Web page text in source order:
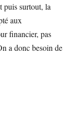
puis surtout, la
aux
financier, pas
a donc besoin de